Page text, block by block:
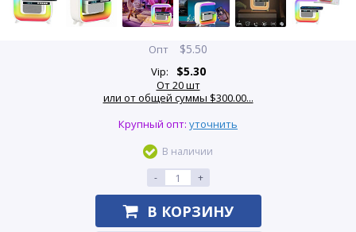
Опт $5.50
Vip: $5.30
От 20 шт
или от общей суммы $300.00...
Крупный опт: уточнить
В наличии
-
+
В КОРЗИНУ